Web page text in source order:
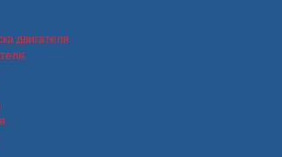
двигателя